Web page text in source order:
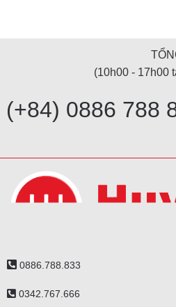
(10h00 - 17h00
(+84) 0886 788
0886.788.833
0342.767.666